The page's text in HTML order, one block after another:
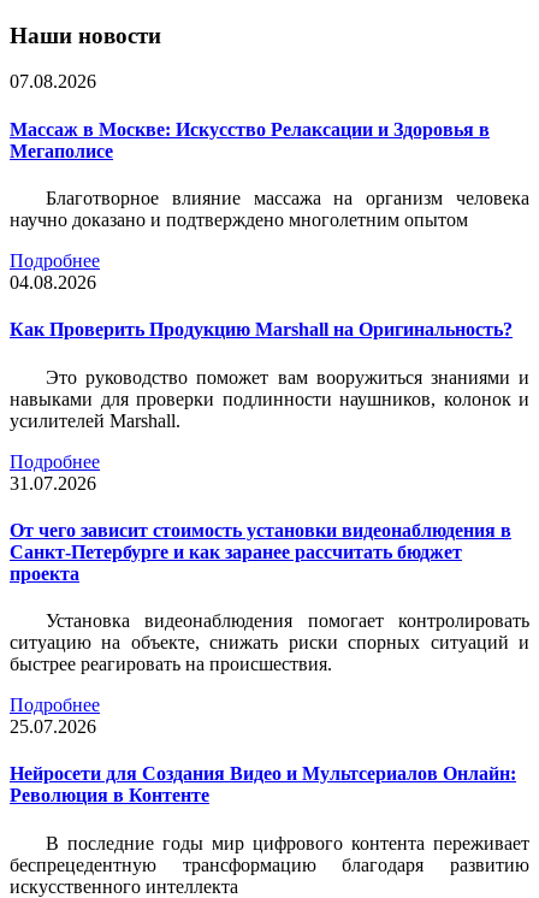
Наши новости
07.08.2026
Массаж в Москве: Искусство Релаксации и Здоровья в
Мегаполисе
Благотворное влияние массажа на организм человека
научно доказано и подтверждено многолетним опытом
Подробнее
04.08.2026
Как Проверить Продукцию Marshall на Оригинальность?
Это руководство поможет вам вооружиться знаниями и
навыками для проверки подлинности наушников, колонок и
усилителей Marshall.
Подробнее
31.07.2026
От чего зависит стоимость установки видеонаблюдения в
Санкт-Петербурге и как заранее рассчитать бюджет
проекта
Установка видеонаблюдения помогает контролировать
ситуацию на объекте, снижать риски спорных ситуаций и
быстрее реагировать на происшествия.
Подробнее
25.07.2026
Нейросети для Создания Видео и Мультсериалов Онлайн:
Революция в Контенте
В последние годы мир цифрового контента переживает
беспрецедентную трансформацию благодаря развитию
искусственного интеллекта